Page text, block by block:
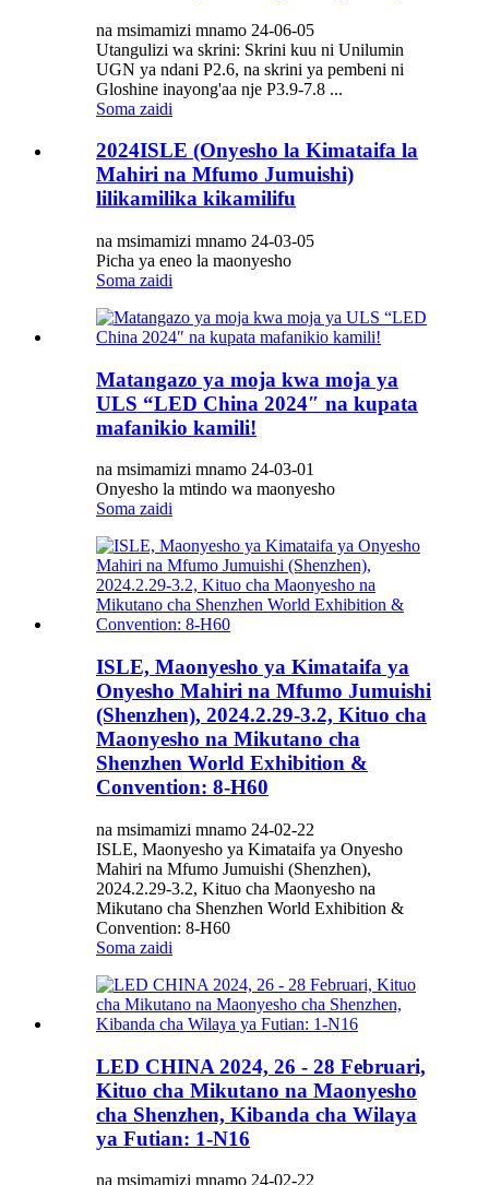
na msimamizi mnamo 24-06-05
Utangulizi wa skrini: Skrini kuu ni Unilumin
UGN ya ndani P2.6, na skrini ya pembeni ni
Gloshine inayong'aa nje P3.9-7.8 ...
Soma zaidi
2024ISLE (Onyesho la Kimataifa la
Mahiri na Mfumo Jumuishi)
lilikamilika kikamilifu
na msimamizi mnamo 24-03-05
Picha ya eneo la maonyesho
Soma zaidi
Matangazo ya moja kwa moja ya
ULS “LED China 2024″ na kupata
mafanikio kamili!
na msimamizi mnamo 24-03-01
Onyesho la mtindo wa maonyesho
Soma zaidi
ISLE, Maonyesho ya Kimataifa ya
Onyesho Mahiri na Mfumo Jumuishi
(Shenzhen), 2024.2.29-3.2, Kituo cha
Maonyesho na Mikutano cha
Shenzhen World Exhibition &
Convention: 8-H60
na msimamizi mnamo 24-02-22
ISLE, Maonyesho ya Kimataifa ya Onyesho
Mahiri na Mfumo Jumuishi (Shenzhen),
2024.2.29-3.2, Kituo cha Maonyesho na
Mikutano cha Shenzhen World Exhibition &
Convention: 8-H60
Soma zaidi
LED CHINA 2024, 26 - 28 Februari,
Kituo cha Mikutano na Maonyesho
cha Shenzhen, Kibanda cha Wilaya
ya Futian: 1-N16
na msimamizi mnamo 24-02-22